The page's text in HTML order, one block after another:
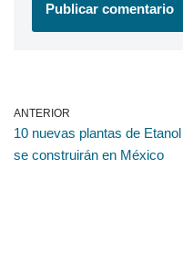
ANTERIOR
10 nuevas plantas de Etanol
se construirán en México